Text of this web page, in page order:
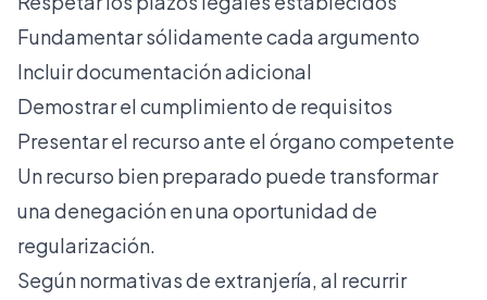
Fundamentar sólidamente cada argumento
Incluir documentación adicional
Demostrar el cumplimiento de requisitos
Presentar el recurso ante el órgano competente
Un recurso bien preparado puede transformar
una denegación en una oportunidad de
regularización.
Según normativas de extranjería, al recurrir